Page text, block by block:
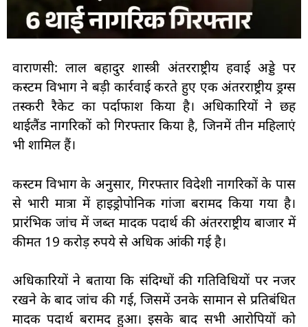
वाराणसी: लाल बहादुर शास्त्री अंतरराष्ट्रीय हवाई अड्डे पर
कस्टम विभाग ने बड़ी कार्रवाई करते हुए एक अंतरराष्ट्रीय ड्रग्स
तस्करी रैकेट का पर्दाफाश किया है। अधिकारियों ने छह
थाईलैंड नागरिकों को गिरफ्तार किया है, जिनमें तीन महिलाएं
भी शामिल हैं।
कस्टम विभाग के अनुसार, गिरफ्तार विदेशी नागरिकों के पास
से भारी मात्रा में हाइड्रोपोनिक गांजा बरामद किया गया है।
प्रारंभिक जांच में जब्त मादक पदार्थ की अंतरराष्ट्रीय बाजार में
कीमत 19 करोड़ रुपये से अधिक आंकी गई है।
अधिकारियों ने बताया कि संदिग्धों की गतिविधियों पर नजर
रखने के बाद जांच की गई, जिसमें उनके सामान से प्रतिबंधित
मादक पदार्थ बरामद हुआ। इसके बाद सभी आरोपियों को